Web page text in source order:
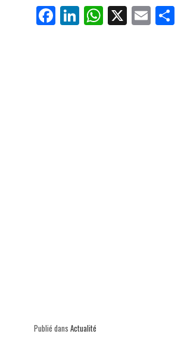
Fa
ce
Li
nk
W
ha
X E
m
Pa
rt
Publié dans Actualité